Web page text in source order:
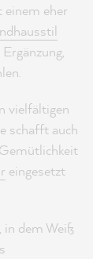
einem eher
vielfältigen
schafft auch
eingesetzt
dem Weiß